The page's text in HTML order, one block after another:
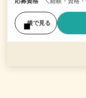
後で見る